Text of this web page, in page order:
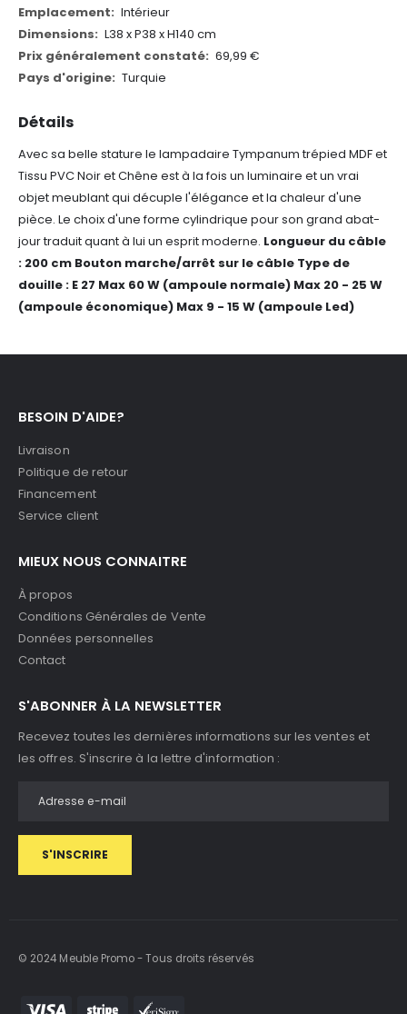
Détails
Avec sa belle stature le lampadaire Tympanum trépied MDF et
Tissu PVC Noir et Chêne est à la fois un luminaire et un vrai
objet meublant qui décuple l'élégance et la chaleur d'une
pièce. Le choix d'une forme cylindrique pour son grand abat-
jour traduit quant à lui un esprit moderne. Longueur du câble
: 200 cm Bouton marche/arrêt sur le câble Type de
douille : E 27 Max 60 W (ampoule normale) Max 20 - 25 W
(ampoule économique) Max 9 - 15 W (ampoule Led)
Intérieur
L38 x P38 x H140 cm
69,99 €
Turquie
BESOIN D'AIDE?
Livraison
Politique de retour
Financement
Service client
MIEUX NOUS CONNAITRE
À propos
Conditions Générales de Vente
Données personnelles
Contact
S'ABONNER À LA NEWSLETTER
Recevez toutes les dernières informations sur les ventes et
les offres. S'inscrire à la lettre d'information :
S'INSCRIRE
© 2024 Meuble Promo - Tous droits réservés